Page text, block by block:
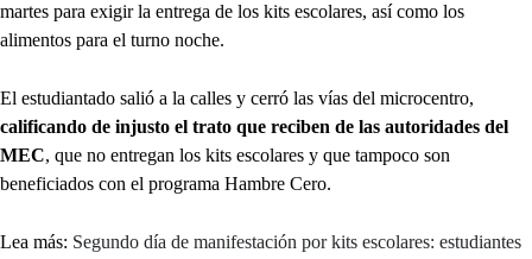
martes para exigir la entrega de los kits escolares, así como los
alimentos para el turno noche.
El estudiantado salió a la calles y cerró las vías del microcentro,
calificando de injusto el trato que reciben de las autoridades del
MEC, que no entregan los kits escolares y que tampoco son
beneficiados con el programa Hambre Cero.
Lea más: Segundo día de manifestación por kits escolares: estudiantes